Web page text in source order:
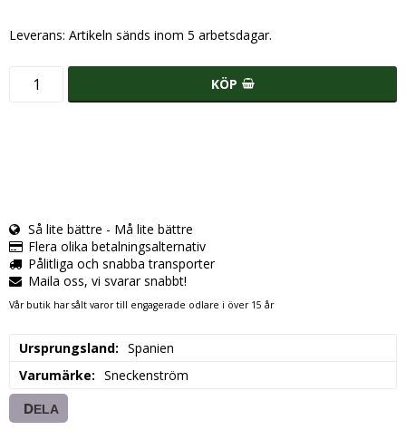
Leverans: Artikeln sänds inom 5 arbetsdagar.
KÖP
Så lite bättre - Må lite bättre
Flera olika betalningsalternativ
Pålitliga och snabba transporter
Maila oss, vi svarar snabbt!
Vår butik har sålt varor till engagerade odlare i över 15 år
Ursprungsland
Spanien
Varumärke
Sneckenström
DELA